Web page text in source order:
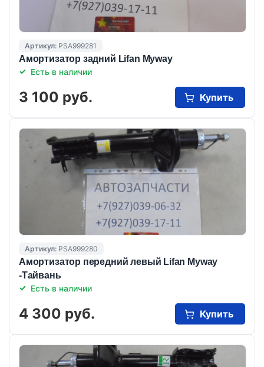
Артикул: PSA999281
Амортизатор задний Lifan Myway
Есть в наличии
3 100 руб. Купить
Артикул: PSA999280
Амортизатор передний левый Lifan Myway
-Тайвань
Есть в наличии
4 300 руб. Купить